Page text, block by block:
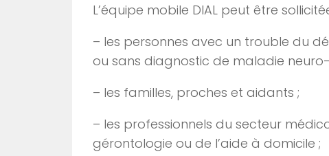
L’équipe mobile DIAL peut être
– les personnes avec un trouble du
ou sans diagnostic de maladie
– les familles, proches et aidants ;
– les professionnels du secteur
gérontologie ou de l’aide à domicile ;